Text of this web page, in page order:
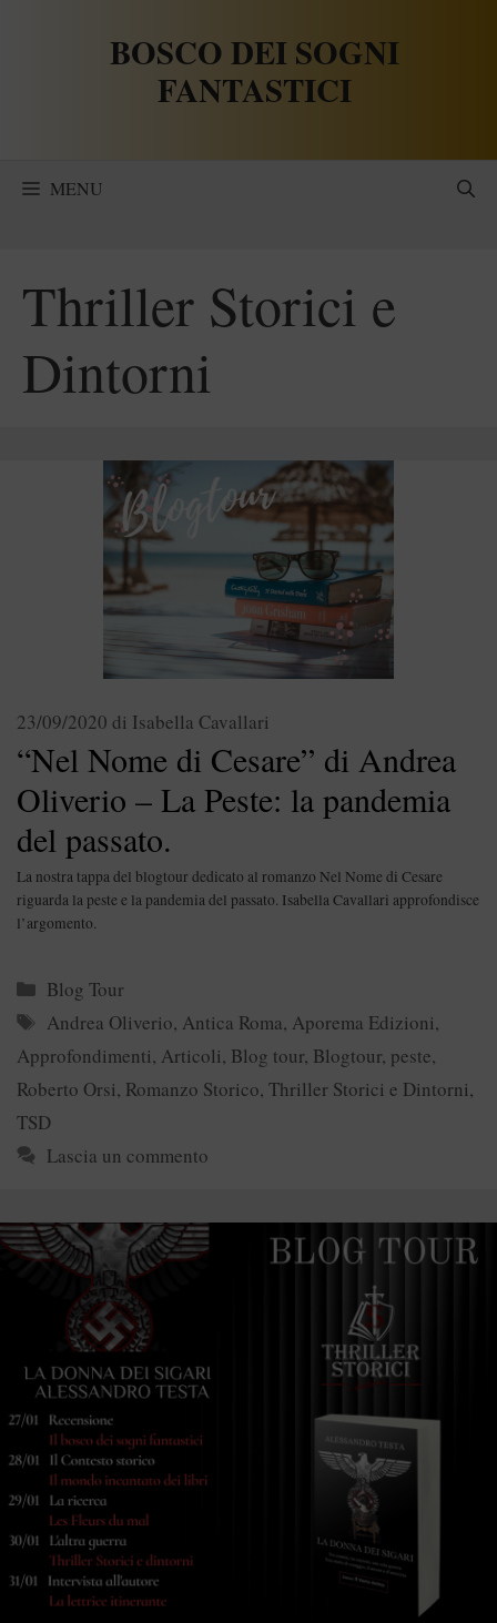
BOSCO DEI SOGNI
FANTASTICI
MENU
Thriller Storici e
Dintorni
“Nel Nome di Cesare” di Andrea
Oliverio – La Peste: la pandemia
del passato.
23/09/2020 di Isabella Cavallari
La nostra tappa del blogtour dedicato al romanzo Nel Nome di Cesare
riguarda la peste e la pandemia del passato. Isabella Cavallari approfondisce
l’argomento.
Categorie
Blog Tour
Tag
Andrea Oliverio, Antica Roma, Aporema Edizioni,
Approfondimenti, Articoli, Blog tour, Blogtour, peste,
Roberto Orsi, Romanzo Storico, Thriller Storici e Dintorni,
TSD
Lascia un commento